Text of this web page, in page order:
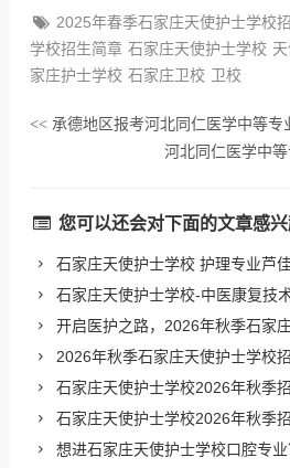
2025年春季石家庄天使护士学校
学校招生简章 石家庄天使护士学校
家庄护士学校 石家庄卫校 卫校
<<承德地区报考河北同仁医学中等专
河北同仁医学中
您可以还会对下面的文章感兴
石家庄天使护士学校 护理专业芦佳
石家庄天使护士学校-中医康复技术专
开启医护之路，2026年秋季石家
2026年秋季石家庄天使护士学校
石家庄天使护士学校2026年秋季
石家庄天使护士学校2026年秋季
想进石家庄天使护士学校口腔专业